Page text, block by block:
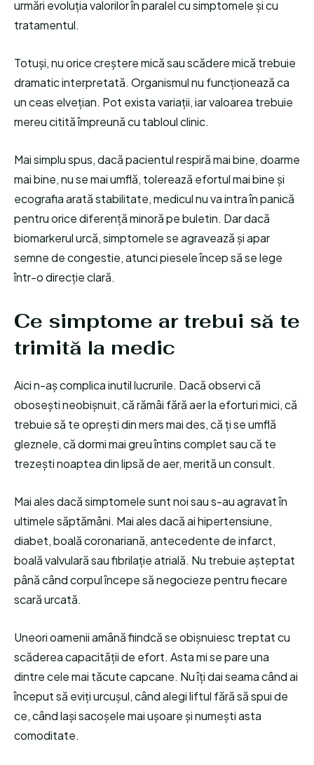
urmări evoluția valorilor în paralel cu simptomele și cu
tratamentul.
Totuși, nu orice creștere mică sau scădere mică trebuie
dramatic interpretată. Organismul nu funcționează ca
un ceas elvețian. Pot exista variații, iar valoarea trebuie
mereu citită împreună cu tabloul clinic.
Mai simplu spus, dacă pacientul respiră mai bine, doarme
mai bine, nu se mai umflă, tolerează efortul mai bine și
ecografia arată stabilitate, medicul nu va intra în panică
pentru orice diferență minoră pe buletin. Dar dacă
biomarkerul urcă, simptomele se agravează și apar
semne de congestie, atunci piesele încep să se lege
într-o direcție clară.
Ce simptome ar trebui să te
trimită la medic
Aici n-aș complica inutil lucrurile. Dacă observi că
obosești neobișnuit, că rămâi fără aer la eforturi mici, că
trebuie să te oprești din mers mai des, că ți se umflă
gleznele, că dormi mai greu întins complet sau că te
trezești noaptea din lipsă de aer, merită un consult.
Mai ales dacă simptomele sunt noi sau s-au agravat în
ultimele săptămâni. Mai ales dacă ai hipertensiune,
diabet, boală coronariană, antecedente de infarct,
boală valvulară sau fibrilație atrială. Nu trebuie așteptat
până când corpul începe să negocieze pentru fiecare
scară urcată.
Uneori oamenii amână fiindcă se obișnuiesc treptat cu
scăderea capacității de efort. Asta mi se pare una
dintre cele mai tăcute capcane. Nu îți dai seama când ai
început să eviți urcușul, când alegi liftul fără să spui de
ce, când lași sacoșele mai ușoare și numești asta
comoditate.